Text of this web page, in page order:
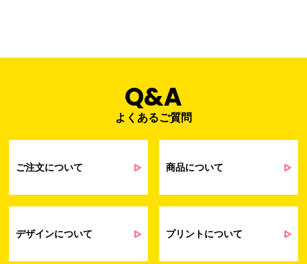
正当な事業遂行の範囲内で利用いたします。
個人情報の利用目的
会員管理業務
当社通信販売における受発注業務のため
るアンケート等の収集・分析・統計のため
せ業務に関するお取引先様との業務連絡や
契約・請求等の一連の手続きのため
提供するサービス（サポート業務を含む）
Q&A
よくあるご質問
ご注文について 商品について
デザインについて プリントについて